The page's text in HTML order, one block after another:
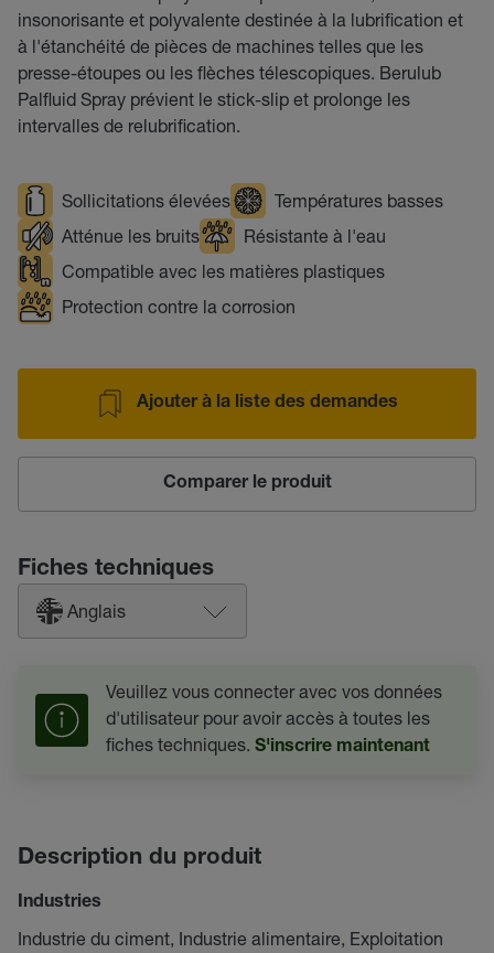
insonorisante et polyvalente destinée à la lubrification et
à l'étanchéité de pièces de machines telles que les
presse-étoupes ou les flèches télescopiques. Berulub
Palfluid Spray prévient le stick-slip et prolonge les
intervalles de relubrification.
Sollicitations élevées
Températures basses
Atténue les bruits
Résistante à l'eau
Compatible avec les matières plastiques
Protection contre la corrosion
Ajouter à la liste des demandes
Comparer le produit
Fiches techniques
Anglais
Veuillez vous connecter avec vos données
d'utilisateur pour avoir accès à toutes les
fiches techniques. S'inscrire maintenant
Description du produit
Industries
Industrie du ciment, Industrie alimentaire, Exploitation